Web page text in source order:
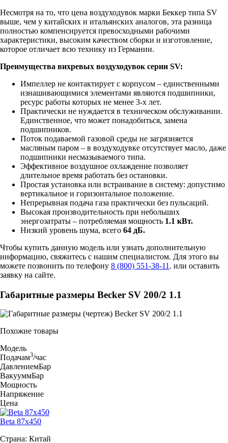
Несмотря на то, что цена воздуходувок марки Беккер типа SV
выше, чем у китайских и итальянских аналогов, эта разница
полностью компенсируется превосходными рабочими
характеристики, высоким качеством сборки и изготовление,
которое отличает всю технику из Германии.
Преимущества вихревых воздуходувок серии SV:
Импеллер не контактирует с корпусом – единственными
изнашивающимися элементами являются подшипники,
ресурс работы которых не менее 3-х лет.
Практически не нуждается в техническом обслуживании.
Единственное, что может понадобиться, замена
подшипников.
Поток подаваемой газовой среды не загрязняется
масляным паром – в воздуходувке отсутствует масло, даже
подшипники несмазываемого типа.
Эффективное воздушное охлаждение позволяет
длительное время работать без остановки.
Простая установка или встраивание в систему: допустимо
вертикальное и горизонтальное положение.
Непрерывная подача газа практически без пульсаций.
Высокая производительность при небольших
энергозатраты – потребляемая мощность 1.1 кВт.
Низкий уровень шума, всего 64 дБ.
Чтобы купить данную модель или узнать дополнительную
информацию, свяжитесь с нашим специалистом. Для этого вы
можете позвонить по телефону 8 (800) 551-38-11 . или оставить
заявку на сайте.
Габаритные размеры Becker SV 200/2 1.1
Похожие товары
Модель
Подачам3/час
ДавлениемБар
ВакууммБар
Мощность
Напряжение
Цена
Beta 87x450
Страна: Китай